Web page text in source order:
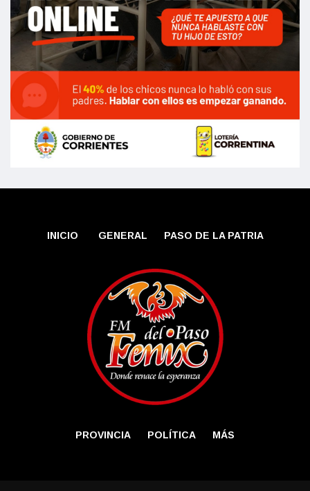
INICIO GENERAL PASO DE LA PATRIA
PROVINCIA POLÍTICA MÁS